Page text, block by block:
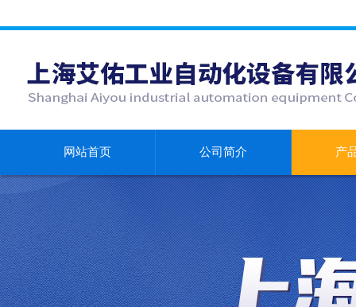
网站首页 公司简介 产